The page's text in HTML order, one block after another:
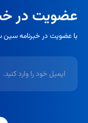
عضویت در
با عضویت در خبرنامه سین